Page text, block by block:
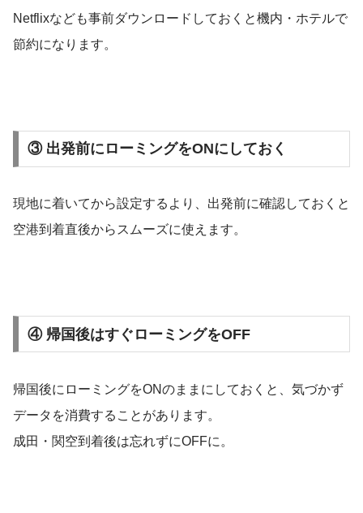
Netflixなども事前ダウンロードしておくと機内・ホテルで
節約になります。
③ 出発前にローミングをONにしておく
現地に着いてから設定するより、出発前に確認しておくと
空港到着直後からスムーズに使えます。
④ 帰国後はすぐローミングをOFF
帰国後にローミングをONのままにしておくと、気づかず
データを消費することがあります。
成田・関空到着後は忘れずにOFFに。